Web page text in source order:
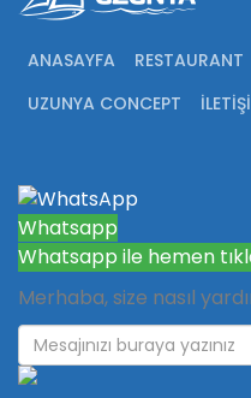
ANASAYFA RESTAURANT
UZUNYA CONCEPT
Whatsapp
Whatsapp ile hemen
Merhaba, size nasıl